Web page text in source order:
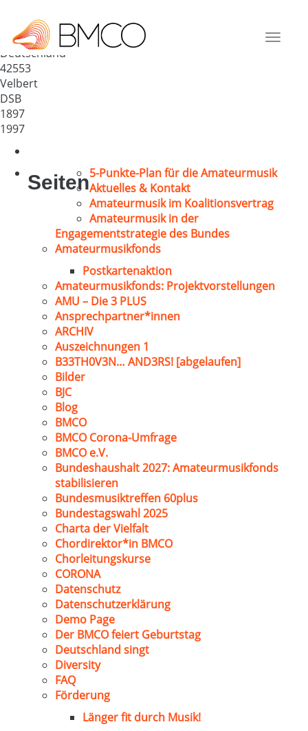
Toggle
1897
Deutschland
42553
Velbert
DSB
1897
1997
Seiten5-Punkte-Plan für die Amateurmusik
Aktuelles & Kontakt
Amateurmusik im Koalitionsvertrag
Amateurmusik in der
Engagementstrategie des Bundes
Amateurmusikfonds
Postkartenaktion
Amateurmusikfonds: Projektvorstellungen
AMU – Die 3 PLUS
Ansprechpartner*innen
ARCHIV
Auszeichnungen 1
B33TH0V3N… AND3RS! [abgelaufen]
Bilder
BJC
Blog
BMCO
BMCO Corona-Umfrage
BMCO e.V.
Bundeshaushalt 2027: Amateurmusikfonds
stabilisieren
Bundesmusiktreffen 60plus
Bundestagswahl 2025
Charta der Vielfalt
Chordirektor*in BMCO
Chorleitungskurse
CORONA
Datenschutz
Datenschutzerklärung
Demo Page
Der BMCO feiert Geburtstag
Deutschland singt
Diversity
FAQ
Förderung
Länger fit durch Musik!